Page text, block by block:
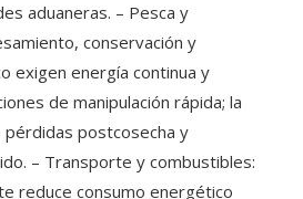
aduaneras. – Pesca y
conservación y
exigen energía continua y
de manipulación rápida; la
pérdidas postcosecha y
– Transporte y combustibles:
reduce consumo energético